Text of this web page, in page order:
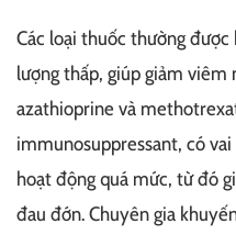
Các loại thuốc thường
lượng thấp, giúp giảm
azathioprine và
immunosuppressant, có
hoạt động quá mức, từ đó
đau đớn. Chuyên gia